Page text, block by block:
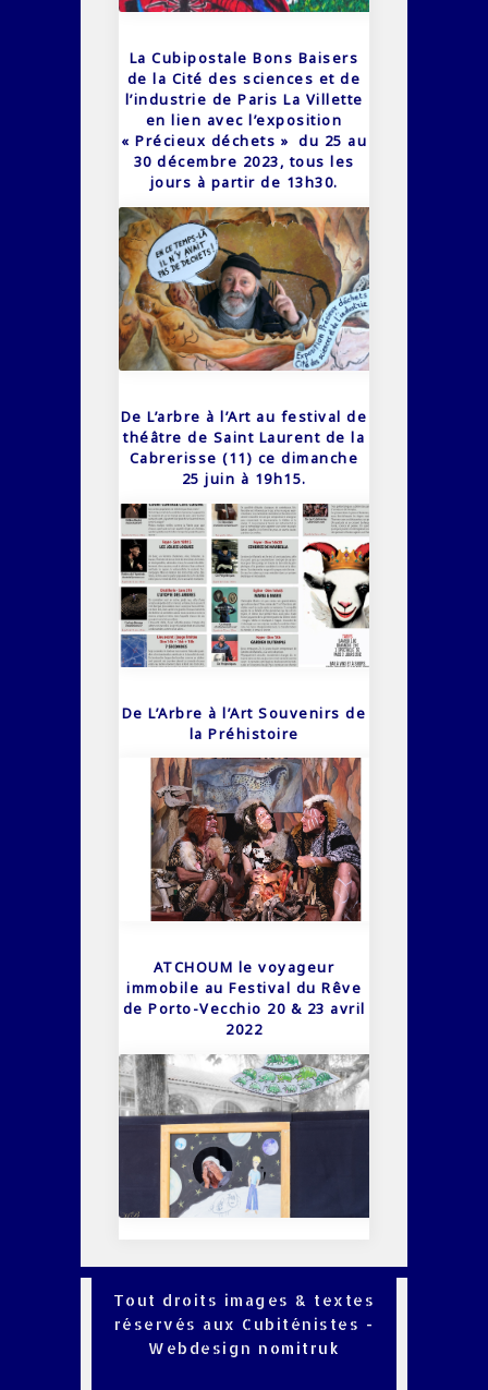
La Cubipostale Bons Baisers
de la Cité des sciences et de
l’industrie de Paris La Villette
en lien avec l’exposition
« Précieux déchets » du 25 au
30 décembre 2023, tous les
jours à partir de 13h30.
De L’arbre à l’Art au festival de
théâtre de Saint Laurent de la
Cabrerisse (11) ce dimanche
25 juin à 19h15.
De L’Arbre à l’Art Souvenirs de
la Préhistoire
ATCHOUM le voyageur
immobile au Festival du Rêve
de Porto-Vecchio 20 & 23 avril
2022
Tout droits images & textes
réservés aux Cubiténistes -
Webdesign nomitruk